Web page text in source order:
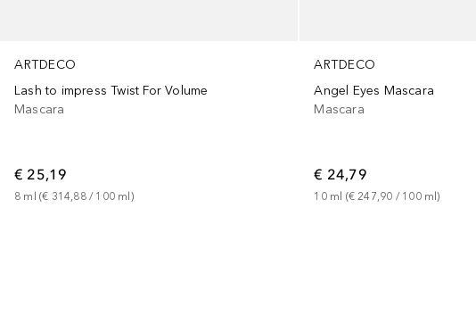
ARTDECO
Lash to impress Twist For Volume
Mascara
€ 25,19
8 ml (€ 314,88 / 100 ml)
ARTDECO
Angel Eyes Mascara
Mascara
€ 24,79
10 ml (€ 247,90 / 100 ml)